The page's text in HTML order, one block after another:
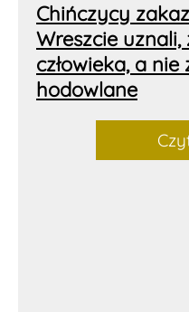
Chińczycy
Wreszcie
człowieka, a
hodowlane